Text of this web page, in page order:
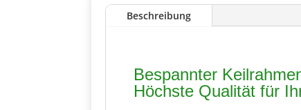
Beschreibung
Bespannter
Höchste Qualität für